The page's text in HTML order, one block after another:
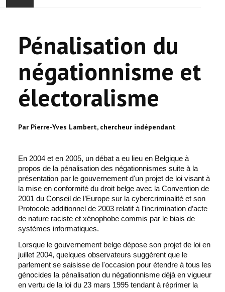
ACTUALITÉ
COMMUNAUTÉ
EVÉNEMENTS
LE CENTRE
CONTACT
Pénalisation du
négationnisme et
électoralisme
Par Pierre-Yves Lambert, chercheur indépendant
En 2004 et en 2005, un débat a eu lieu en Belgique à
propos de la pénalisation des négationnismes suite à la
présentation par le gouvernement d'un projet de loi visant à
la mise en conformité du droit belge avec la Convention de
2001 du Conseil de l’Europe sur la cybercriminalité et son
Protocole additionnel de 2003 relatif à l’incrimination d’acte
de nature raciste et xénophobe commis par le biais de
systèmes informatiques.
Lorsque le gouvernement belge dépose son projet de loi en
juillet 2004, quelques observateurs suggèrent que le
parlement se saisisse de l'occasion pour étendre à tous les
génocides la pénalisation du négationnisme déjà en vigueur
en vertu de la loi du 23 mars 1995 tendant à réprimer la